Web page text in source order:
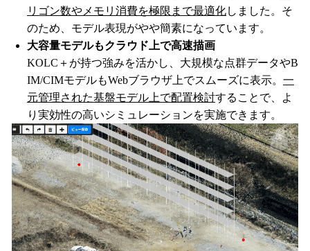
リゴン数やメモリ消費を極限まで最適化しました。そ
のため、モデル表現がやや簡素になっています。
大容量モデルもクラウド上で高速描画
KOLC＋が持つ強みを活かし、大規模な点群データやB
IM/CIMモデルもWebブラウザ上でスムーズに表示。 一
元管理された基盤モデル上で配置検討することで、よ
り実効性の高いシミュレーションを実施できます。